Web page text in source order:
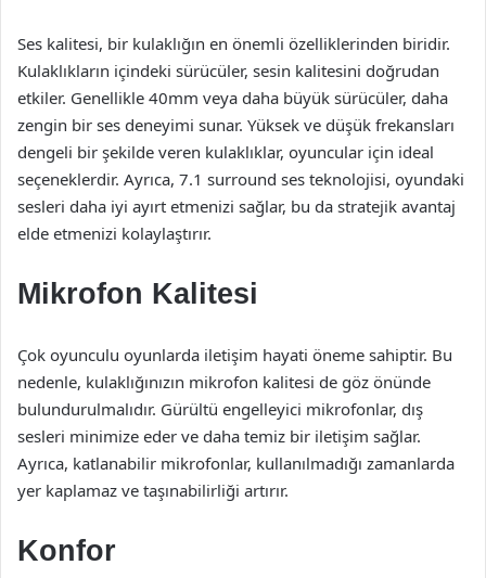
Ses kalitesi, bir kulaklığın en önemli özelliklerinden biridir.
Kulaklıkların içindeki sürücüler, sesin kalitesini doğrudan
etkiler. Genellikle 40mm veya daha büyük sürücüler, daha
zengin bir ses deneyimi sunar. Yüksek ve düşük frekansları
dengeli bir şekilde veren kulaklıklar, oyuncular için ideal
seçeneklerdir. Ayrıca, 7.1 surround ses teknolojisi, oyundaki
sesleri daha iyi ayırt etmenizi sağlar, bu da stratejik avantaj
elde etmenizi kolaylaştırır.
Mikrofon Kalitesi
Çok oyunculu oyunlarda iletişim hayati öneme sahiptir. Bu
nedenle, kulaklığınızın mikrofon kalitesi de göz önünde
bulundurulmalıdır. Gürültü engelleyici mikrofonlar, dış
sesleri minimize eder ve daha temiz bir iletişim sağlar.
Ayrıca, katlanabilir mikrofonlar, kullanılmadığı zamanlarda
yer kaplamaz ve taşınabilirliği artırır.
Konfor